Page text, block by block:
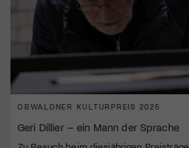
OBWALDNER KULTURPREIS 2025
Geri Dillier – ein Mann der Sprache